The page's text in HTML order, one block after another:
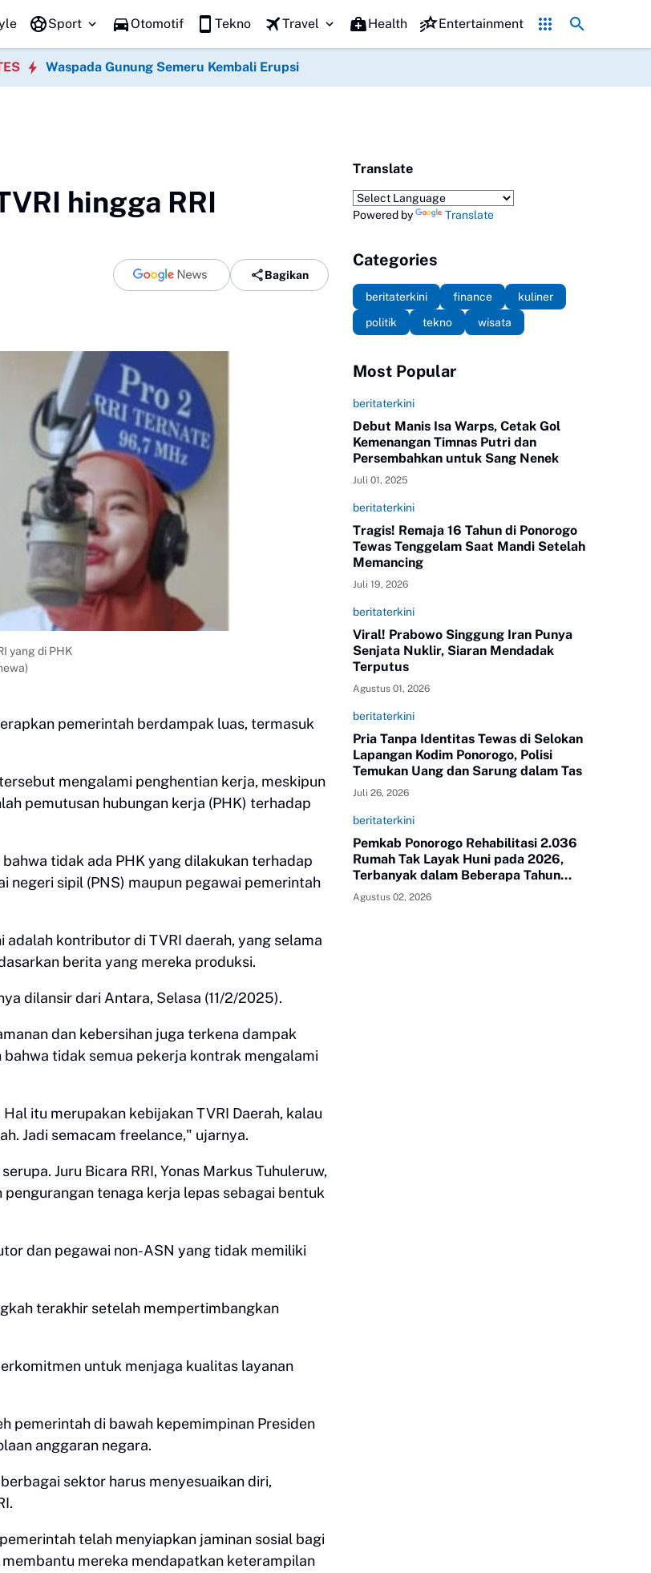
Kuliner Legendaris di Mojokerto yang Wajib Dicicipi, Nomor
Sport Otomotif Tekno Travel Health Entertainment
Waspada Gunung Semeru Kembali Erupsi
hingga RRI
Bagikan
yang di PHK
pemerintah berdampak luas, termasuk
mengalami penghentian kerja, meskipun
pemutusan hubungan kerja (PHK) terhadap
tidak ada PHK yang dilakukan terhadap
negeri sipil (PNS) maupun pegawai pemerintah
kontributor di TVRI daerah, yang selama
berita yang mereka produksi.
dilansir dari Antara, Selasa (11/2/2025).
dan kebersihan juga terkena dampak
tidak semua pekerja kontrak mengalami
itu merupakan kebijakan TVRI Daerah, kalau
Jadi semacam freelance," ujarnya.
Juru Bicara RRI, Yonas Markus Tuhuleruw,
tenaga kerja lepas sebagai bentuk
dan pegawai non-ASN yang tidak memiliki
terakhir setelah mempertimbangkan
untuk menjaga kualitas layanan
pemerintah di bawah kepemimpinan Presiden
anggaran negara.
sektor harus menyesuaikan diri,
telah menyiapkan jaminan sosial bagi
mereka mendapatkan keterampilan
Translate
Powered by Translate
Categories
beritaterkini finance
kuliner
politik
tekno wisata
Most Popular
beritaterkini
Debut Manis Isa Warps, Cetak Gol
Kemenangan Timnas Putri dan
Persembahkan untuk Sang Nenek
Juli 01, 2025
beritaterkini
Tragis! Remaja 16 Tahun di Ponorogo
Tewas Tenggelam Saat Mandi Setelah
Memancing
Juli 19, 2026
beritaterkini
Viral! Prabowo Singgung Iran Punya
Senjata Nuklir, Siaran Mendadak
Terputus
Agustus 01, 2026
beritaterkini
Pria Tanpa Identitas Tewas di Selokan
Lapangan Kodim Ponorogo, Polisi
Temukan Uang dan Sarung dalam Tas
Juli 26, 2026
beritaterkini
Pemkab Ponorogo Rehabilitasi 2.036
Rumah Tak Layak Huni pada 2026,
Terbanyak dalam Beberapa Tahun
Terakhir
Agustus 02, 2026